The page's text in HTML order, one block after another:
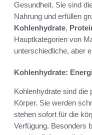
Gesundheit. Sie sind
Nahrung und erfüllen
Kohlenhydrate,
Hauptkategorien von
unterschiedliche, aber
Kohlenhydrate:
Kohlenhydrate sind die
Körper. Sie werden
stehen sofort für die
Verfügung. Besonders